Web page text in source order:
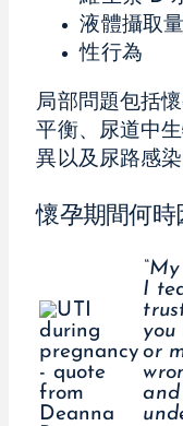
液體攝取量
性行為
局部問題包括
平衡、尿道中
異以及尿路感染
懷孕期間何時
I
you
or